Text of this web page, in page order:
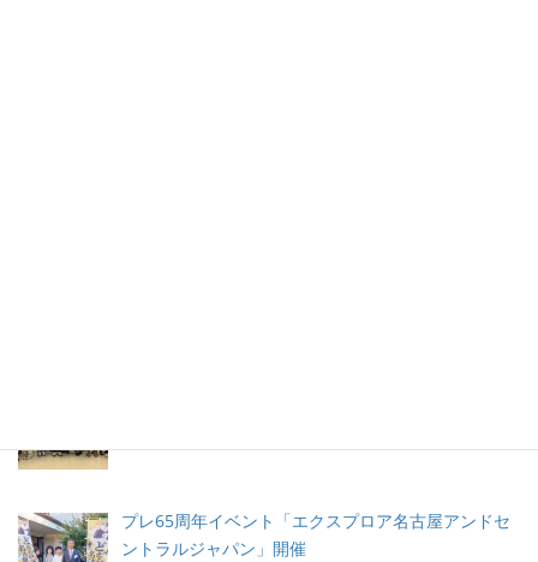
プレ65周年イベント「エクスプロア名古屋アンドセ
ントラルジャパン」開催